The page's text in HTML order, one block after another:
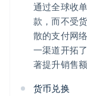
通过全球收
款，而不受
散的支付网
一渠道开拓
著提升销售额
货币兑换